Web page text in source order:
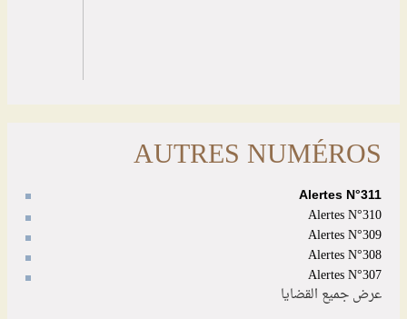
AUTRES NUMÉROS
Alertes N°311
Alertes N°310
Alertes N°309
Alertes N°308
Alertes N°307
عرض جميع القضايا